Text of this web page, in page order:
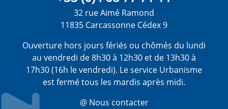
32 rue Aimé Ramond
11835 Carcassonne Cédex 9
Ouverture hors jours fériés ou chômés du lundi
au vendredi de 8h30 à 12h30 et de 13h30 à
17h30 (16h le vendredi). Le service Urbanisme
est fermé tous les mardis après midi.
@ Nous contacter